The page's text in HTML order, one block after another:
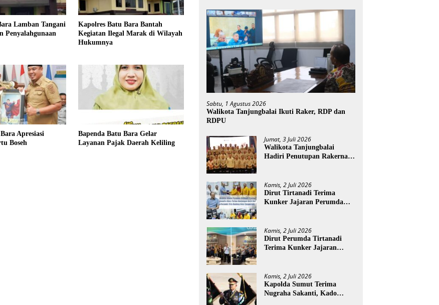
Lamban Tangani
Penyalahgunaan
Kapolres Batu Bara Bantah
Kegiatan Ilegal Marak di Wilayah
Hukumnya
Apresiasi
Boseh
Bapenda Batu Bara Gelar
Layanan Pajak Daerah Keliling
Sabtu, 1 Agustus 2026
Walikota Tanjungbalai Ikuti Raker, RDP dan
RDPU
Jumat, 3 Juli 2026
Walikota Tanjungbalai
Hadiri Penutupan Rakernas
Kamis, 2 Juli 2026
Dirut Tirtanadi Terima
Kunker Jajaran Perumda
Kamis, 2 Juli 2026
Dirut Perumda Tirtanadi
Terima Kunker Jajaran
Kamis, 2 Juli 2026
Kapolda Sumut Terima
Nugraha Sakanti, Kado